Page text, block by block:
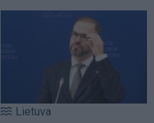
Lietuva